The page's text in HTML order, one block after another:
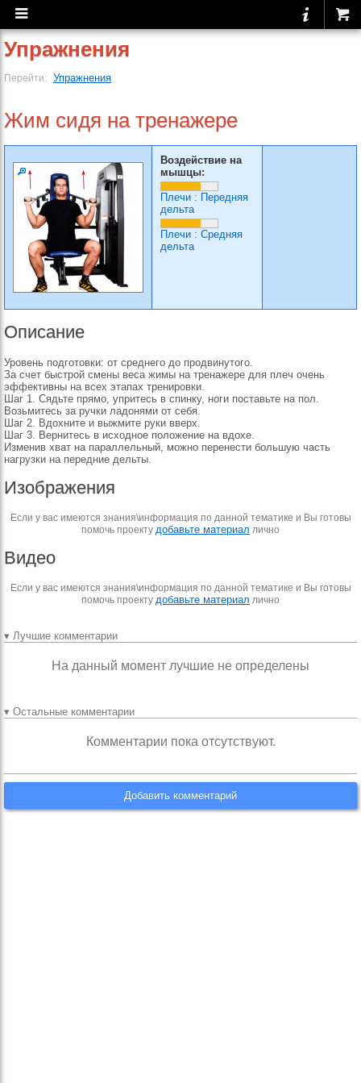
Упражнения
Перейти: Упражнения
Жим сидя на тренажере
Воздействие на
мышцы:
Плечи : Передняя
дельта
Плечи : Средняя
дельта
Описание
Уровень подготовки: от среднего до продвинутого.
За счет быстрой смены веса жимы на тренажере для плеч очень
эффективны на всех этапах тренировки.
Шаг 1. Сядьте прямо, упритесь в спинку, ноги поставьте на пол.
Возьмитесь за ручки ладонями от себя.
Шаг 2. Вдохните и выжмите руки вверх.
Шаг 3. Вернитесь в исходное положение на вдохе.
Изменив хват на параллельный, можно перенести большую часть
нагрузки на передние дельты.
Изображения
Если у вас имеются знания\информация по данной тематике и Вы готовы
помочь проекту добавьте материал лично
Видео
Если у вас имеются знания\информация по данной тематике и Вы готовы
помочь проекту добавьте материал лично
▾ Лучшие комментарии
На данный момент лучшие не определены
▾ Остальные комментарии
Комментарии пока отсутствуют.
Добавить комментарий